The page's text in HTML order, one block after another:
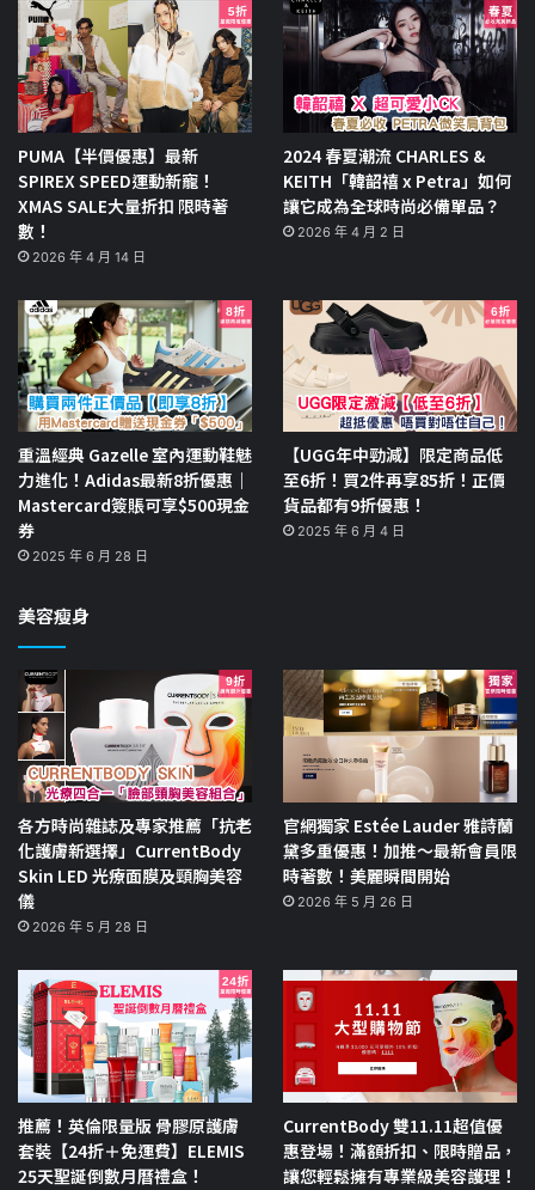
PUMA【半價優惠】最新
SPIREX SPEED運動新寵！
XMAS SALE大量折扣 限時著
數！
2026 年 4 月 14 日
2024 春夏潮流 CHARLES &
KEITH「韓韶禧 x Petra」如何
讓它成為全球時尚必備單品？
2026 年 4 月 2 日
重溫經典 Gazelle 室內運動鞋魅
力進化！Adidas最新8折優惠｜
Mastercard簽賬可享$500現金
券
2025 年 6 月 28 日
【UGG年中勁減】限定商品低
至6折！買2件再享85折！正價
貨品都有9折優惠！
2025 年 6 月 4 日
美容瘦身
各方時尚雜誌及專家推薦「抗老
化護膚新選擇」CurrentBody
Skin LED 光療面膜及頸胸美容
儀
2026 年 5 月 28 日
官網獨家 Estée Lauder 雅詩蘭
黛多重優惠！加推～最新會員限
時著數！美麗瞬間開始
2026 年 5 月 26 日
推薦！英倫限量版 骨膠原護膚
套裝【24折＋免運費】ELEMIS
25天聖誕倒數月曆禮盒！
CurrentBody 雙11.11超值優
惠登場！滿額折扣、限時贈品，
讓您輕鬆擁有專業級美容護理！